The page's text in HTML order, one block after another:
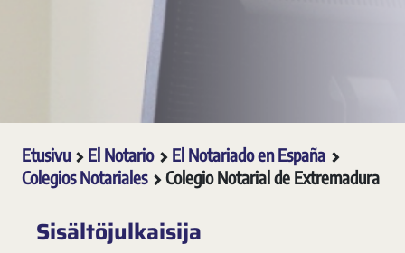
Etusivu El Notario
El Notariado en España
Colegios Notariales
Colegio Notarial de Extremadura
Sisältöjulkaisija